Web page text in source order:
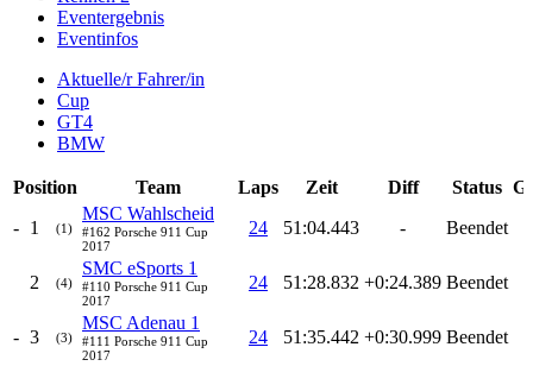
Eventergebnis
Eventinfos
Aktuelle/r Fahrer/in
Cup
GT4
BMW
Position Team Laps Zeit Diff Status
- 1 (1)
MSC Wahlscheid
#162 Porsche 911 Cup
2017
24 51:04.443 - Beendet
2 (4)
SMC eSports 1
#110 Porsche 911 Cup
2017
24 51:28.832 +0:24.389 Beendet
- 3 (3)
MSC Adenau 1
#111 Porsche 911 Cup
2017
24 51:35.442 +0:30.999 Beendet